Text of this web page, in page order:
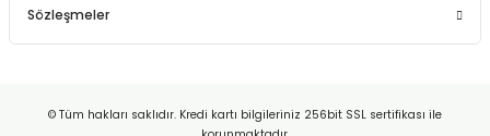
Sözleşmeler
© Tüm hakları saklıdır. Kredi kartı bilgileriniz 256bit SSL sertifikası ile